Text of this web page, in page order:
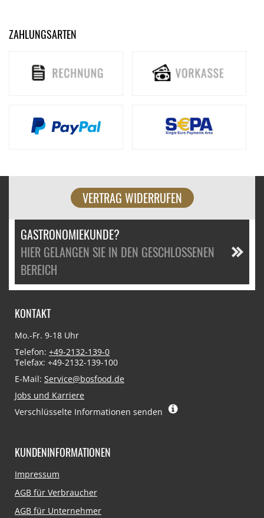
ZAHLUNGSARTEN
VERTRAG WIDERRUFEN
GASTRONOMIEKUNDE?
HIER GELANGEN SIE IN DEN GESCHLOSSENEN
BEREICH
KONTAKT
Mo.-Fr. 9-18 Uhr
Telefon: +49-2132-139-0
Telefax: +49-2132-139-100
E-Mail: Service@bosfood.de
Jobs und Karriere
Verschlüsselte Informationen senden
KUNDENINFORMATIONEN
Navigation
Impressum
AGB für Verbraucher
AGB für Unternehmer